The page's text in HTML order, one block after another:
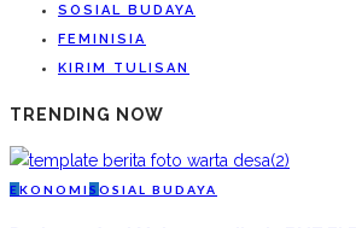
SOSIAL BUDAYA
FEMINISIA
KIRIM TULISAN
TRENDING NOW
EKONOMI S OSIAL BUDAYA